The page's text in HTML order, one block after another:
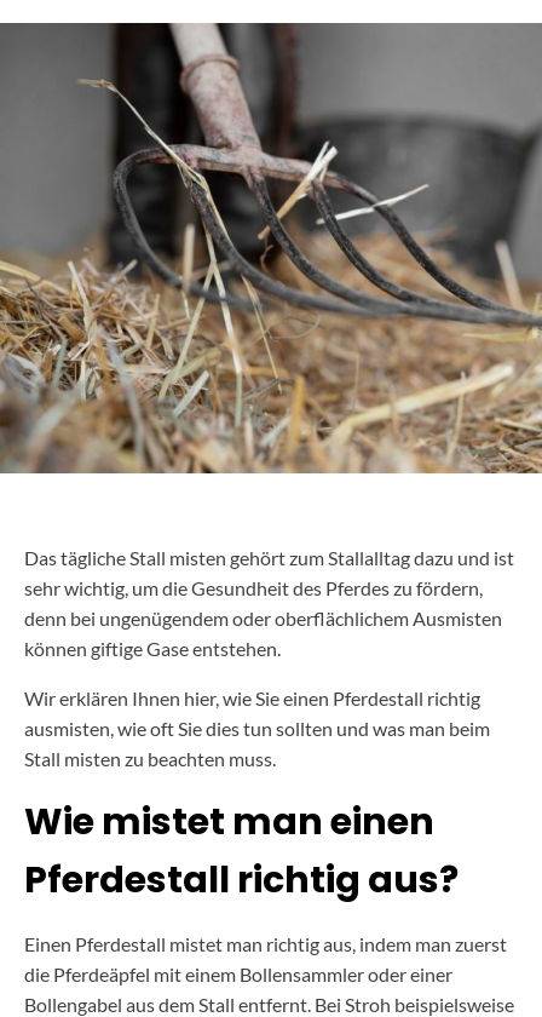
Das tägliche Stall misten gehört zum Stallalltag dazu und ist
sehr wichtig, um die Gesundheit des Pferdes zu fördern,
denn bei ungenügendem oder oberflächlichem Ausmisten
können giftige Gase entstehen.
Wir erklären Ihnen hier, wie Sie einen Pferdestall richtig
ausmisten, wie oft Sie dies tun sollten und was man beim
Stall misten zu beachten muss.
Wie mistet man einen
Pferdestall richtig aus?
Einen Pferdestall mistet man richtig aus, indem man zuerst
die Pferdeäpfel mit einem Bollensammler oder einer
Bollengabel aus dem Stall entfernt. Bei Stroh beispielsweise